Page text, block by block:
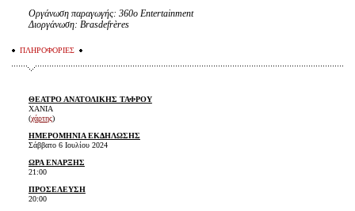
Οργάνωση παραγωγής: 360ο Entertainment
Διοργάνωση: Brasdefrères
ΠΛΗΡΟΦΟΡΙΕΣ
ΘΕΑΤΡΟ ΑΝΑΤΟΛΙΚΗΣ ΤΑΦΡΟΥ
ΧΑΝΙΑ
(χάρτης)
ΗΜΕΡΟΜΗΝΙΑ ΕΚΔΗΛΩΣΗΣ
Σάββατο 6 Ιουλίου 2024
ΩΡΑ ΕΝΑΡΞΗΣ
21:00
ΠΡΟΣΕΛΕΥΣΗ
20:00